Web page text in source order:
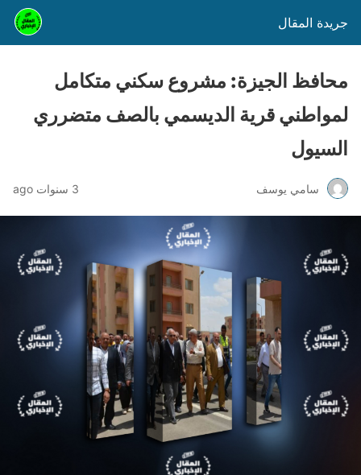
جريدة المقال
محافظ الجيزة: مشروع سكني متكامل
لمواطني قرية الديسمي بالصف متضرري
السيول
سامي يوسف 3 سنوات ago